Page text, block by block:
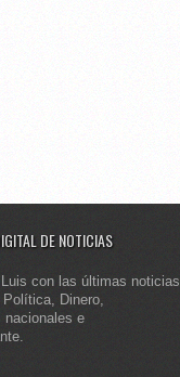
DE NOTICIAS
con las últimas noticias
Dinero,
nacionales e